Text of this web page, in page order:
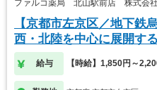
ファルコ薬局 北山駅前店 株式会社
【京都市左京区／地下
西・北陸を中心に展開す
募集
給与 【時給】1,850円～